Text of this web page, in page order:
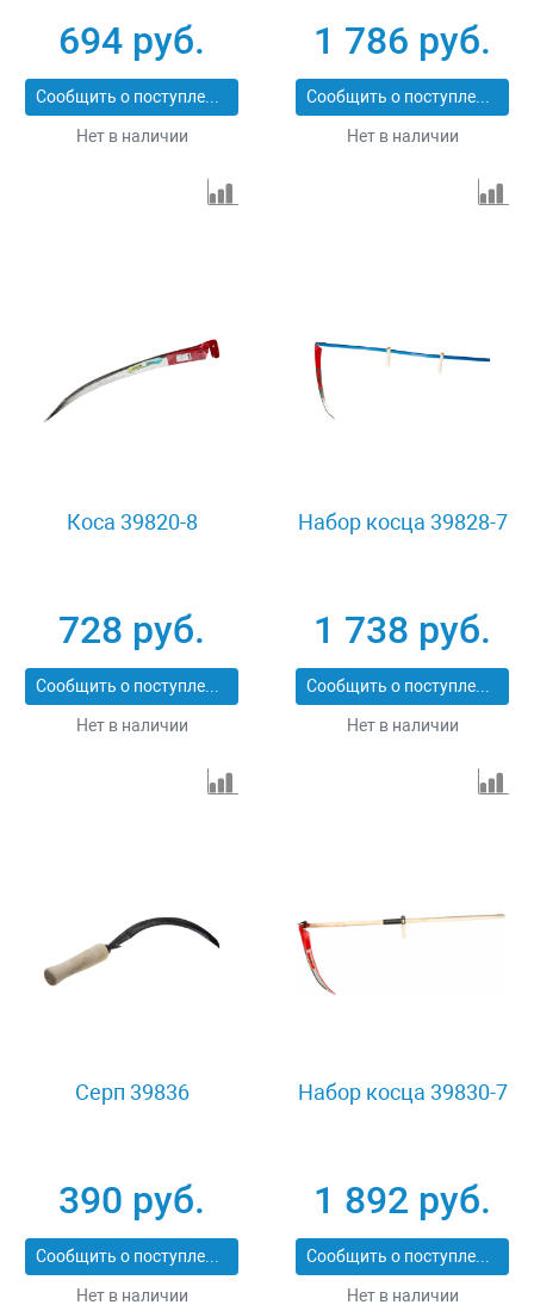
694 руб.
Сообщить о поступлении
Нет в наличии
1 786 руб.
Сообщить о поступлении
Нет в наличии
Коса 39820-8
728 руб.
Сообщить о поступлении
Нет в наличии
Набор косца 39828-7
1 738 руб.
Сообщить о поступлении
Нет в наличии
Серп 39836
390 руб.
Сообщить о поступлении
Нет в наличии
Набор косца 39830-7
1 892 руб.
Сообщить о поступлении
Нет в наличии